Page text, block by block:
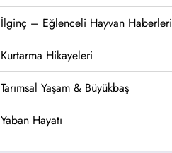
Bu hafta kedi
dünyasından
birbirinden ilginç ve
güldüren olaylar
yaşandı. İstanbul’da
Tekir isimli kedi
“mama alarmı”yla ev
İlginç – Eğlenceli Hayvan Haberleri
Kurtarma Hikayeleri
Tarımsal Yaşam & Büyükbaş
Yaban Hayatı